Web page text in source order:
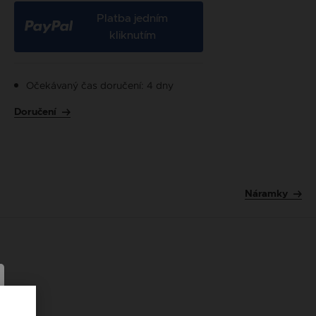
Platba jedním
kliknutím
Očekávaný čas doručení: 4 dny
Doručení
Náramky